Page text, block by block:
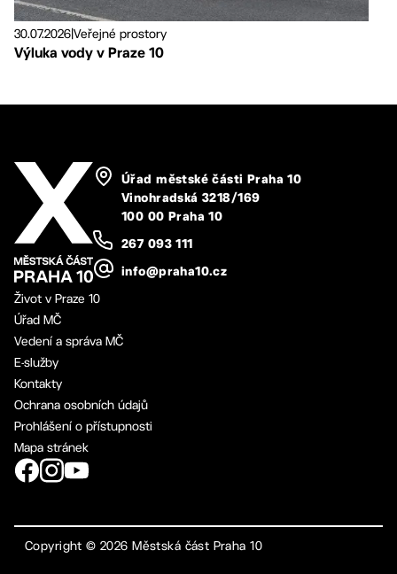
30.07.2026Veřejné prostory
Výluka vody v Praze 10
Úřad městské části Praha 10
Vinohradská 3218/169
100 00 Praha 10
267 093 111
info@praha10.cz
Život v Praze 10
Úřad MČ
Vedení a správa MČ
E-služby
Kontakty
Ochrana osobních údajů
Prohlášení o přístupnosti
Mapa stránek
Copyright ©2026 Městská část Praha 10